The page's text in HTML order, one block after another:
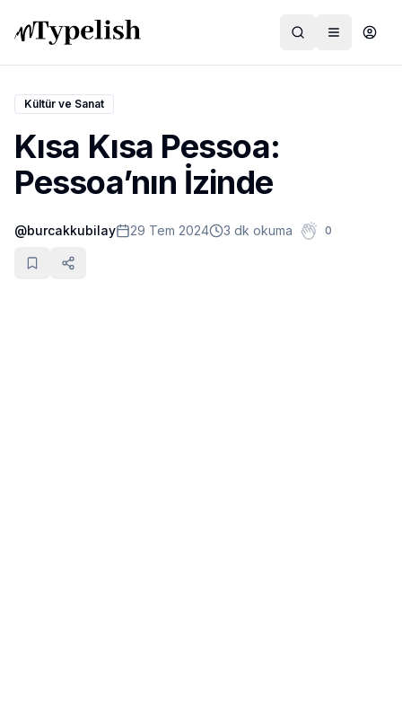
Dünya
Film ve Dizi
Kültür ve Sanat
Sağlık
Kültür ve Sanat
Kısa Kısa Pessoa:
Pessoa’nın İzinde
@burcakkubilay 29 Tem 2024 3 dk okuma 0